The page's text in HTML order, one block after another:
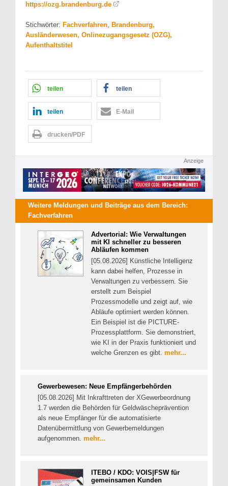
https://ozg.brandenburg.de
Stichwörter: Fachverfahren, Brandenburg,
Ausländerwesen, Onlinezugangsgesetz (OZG),
Aufenthaltstitel
teilen teilen
teilen E-Mail
drucken/PDF
Anzeige
Weitere Meldungen und Beiträge aus dem Bereich:
Fachverfahren
Advertorial: Wie Verwaltungen
mit KI schneller zu besseren
Abläufen kommen
[05.08.2026] Künstliche Intelligenz
kann dabei helfen, Prozesse in
Verwaltungen zu verbessern. Sie
erstellt zum Beispiel
Prozessmodelle und zeigt auf, wie
Abläufe optimiert werden können.
Ein Beispiel ist die PICTURE-
Prozessplattform. Sie demonstriert,
wie KI in der Praxis funktioniert und
welche Grenzen es gibt. mehr...
Gewerbewesen: Neue Empfängerbehörden
[05.08.2026] Mit Inkrafttreten der XGewerbeordnung
1.7 werden die Behörden für Geldwäscheprävention
als neue Empfänger für die automatisierte
Datenübermittlung von Gewerbemeldungen
aufgenommen. mehr...
ITEBO / KDO: VOIS|FSW für
gemeinsamen Kunden